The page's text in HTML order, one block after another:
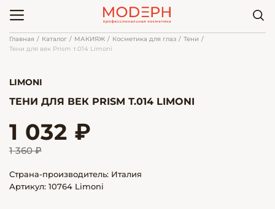
Главная Каталог МАКИЯЖ Косметика для глаз
Тени
Тени для век Prism т.014 Limoni
LIMONI
ТЕНИ ДЛЯ ВЕК PRISM Т.014 LIMONI
1 032 ₽
1 360 ₽
Страна-производитель: Италия
Артикул: 10764 Limoni